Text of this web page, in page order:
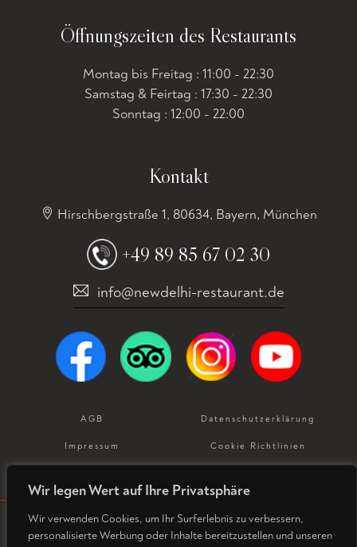
Wir legen Wert auf Ihre Privatsphäre
Wir verwenden Cookies, um Ihr Surferlebnis zu verbessern,
personalisierte Werbung oder Inhalte bereitzustellen und unseren
Öffnungszeiten des Restaurants
Montag bis Freitag : 11:00 - 22:30
Samstag & Feirtag : 17:30 - 22:30
Sonntag : 12:00 - 22:00
Kontakt
Hirschbergstraße 1, 80634, Bayern, München
+49 89 85 67 02 30
info@newdelhi-restaurant.de
AGB Datenschutz­erklärung
Impressum Cookie Richtlinien
© Copyright 2026. Designed and Developed by